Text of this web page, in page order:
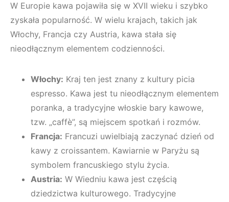
W Europie kawa pojawiła się w XVII wieku i szybko
zyskała popularność. W wielu krajach, takich jak
Włochy, Francja czy Austria, kawa stała się
nieodłącznym elementem codzienności.
Włochy: Kraj ten jest znany z kultury picia
espresso. Kawa jest tu nieodłącznym elementem
poranka, a tradycyjne włoskie bary kawowe,
tzw. „caffè”, są miejscem spotkań i rozmów.
Francja: Francuzi uwielbiają zaczynać dzień od
kawy z croissantem. Kawiarnie w Paryżu są
symbolem francuskiego stylu życia.
Austria: W Wiedniu kawa jest częścią
dziedzictwa kulturowego. Tradycyjne